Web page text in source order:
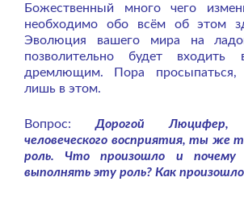
Божественный много чего
необходимо обо всём об этом
Эволюция вашего мира на
позволительно будет
дремлющим. Пора
лишь в этом.
Вопрос:Дорогой
человеческого восприятия, ты же
роль. Что произошло и почему
выполнять эту роль? Как